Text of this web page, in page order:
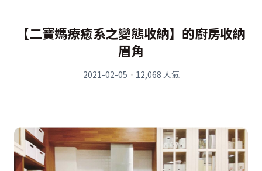
【二寶媽療癒系之變態收納】的廚房收納
眉角
2021-02-05 · 12,068 人氣